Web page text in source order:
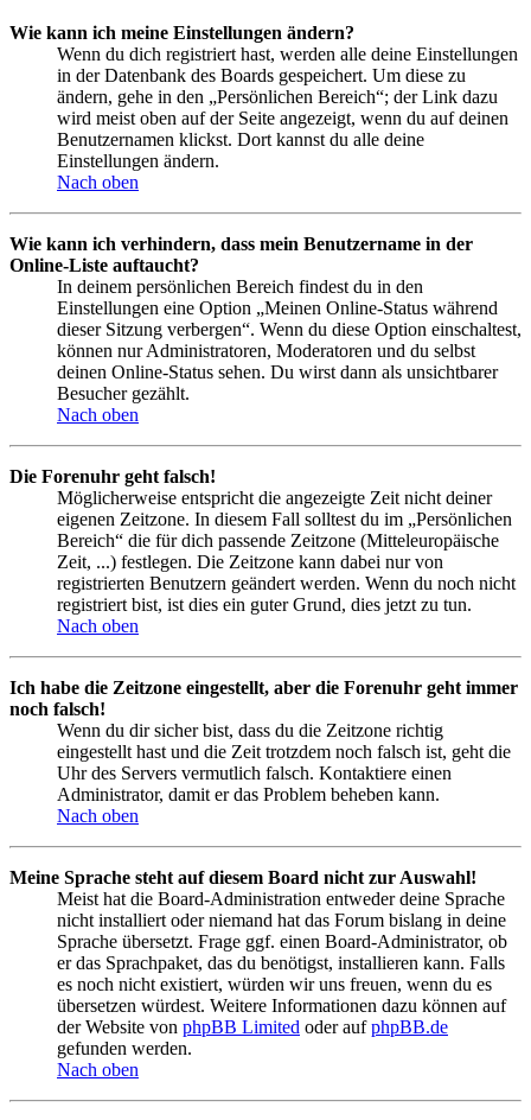
Wie kann ich meine Einstellungen ändern?
Wenn du dich registriert hast, werden alle deine Einstellungen
in der Datenbank des Boards gespeichert. Um diese zu
ändern, gehe in den „Persönlichen Bereich“; der Link dazu
wird meist oben auf der Seite angezeigt, wenn du auf deinen
Benutzernamen klickst. Dort kannst du alle deine
Einstellungen ändern.
Nach oben
Wie kann ich verhindern, dass mein Benutzername in der
Online-Liste auftaucht?
In deinem persönlichen Bereich findest du in den
Einstellungen eine Option „Meinen Online-Status während
dieser Sitzung verbergen“. Wenn du diese Option einschaltest,
können nur Administratoren, Moderatoren und du selbst
deinen Online-Status sehen. Du wirst dann als unsichtbarer
Besucher gezählt.
Nach oben
Die Forenuhr geht falsch!
Möglicherweise entspricht die angezeigte Zeit nicht deiner
eigenen Zeitzone. In diesem Fall solltest du im „Persönlichen
Bereich“ die für dich passende Zeitzone (Mitteleuropäische
Zeit, ...) festlegen. Die Zeitzone kann dabei nur von
registrierten Benutzern geändert werden. Wenn du noch nicht
registriert bist, ist dies ein guter Grund, dies jetzt zu tun.
Nach oben
Ich habe die Zeitzone eingestellt, aber die Forenuhr geht immer
noch falsch!
Wenn du dir sicher bist, dass du die Zeitzone richtig
eingestellt hast und die Zeit trotzdem noch falsch ist, geht die
Uhr des Servers vermutlich falsch. Kontaktiere einen
Administrator, damit er das Problem beheben kann.
Nach oben
Meine Sprache steht auf diesem Board nicht zur Auswahl!
Meist hat die Board-Administration entweder deine Sprache
nicht installiert oder niemand hat das Forum bislang in deine
Sprache übersetzt. Frage ggf. einen Board-Administrator, ob
er das Sprachpaket, das du benötigst, installieren kann. Falls
es noch nicht existiert, würden wir uns freuen, wenn du es
übersetzen würdest. Weitere Informationen dazu können auf
der Website von phpBB Limited oder aufphpBB.de
gefunden werden.
Nach oben